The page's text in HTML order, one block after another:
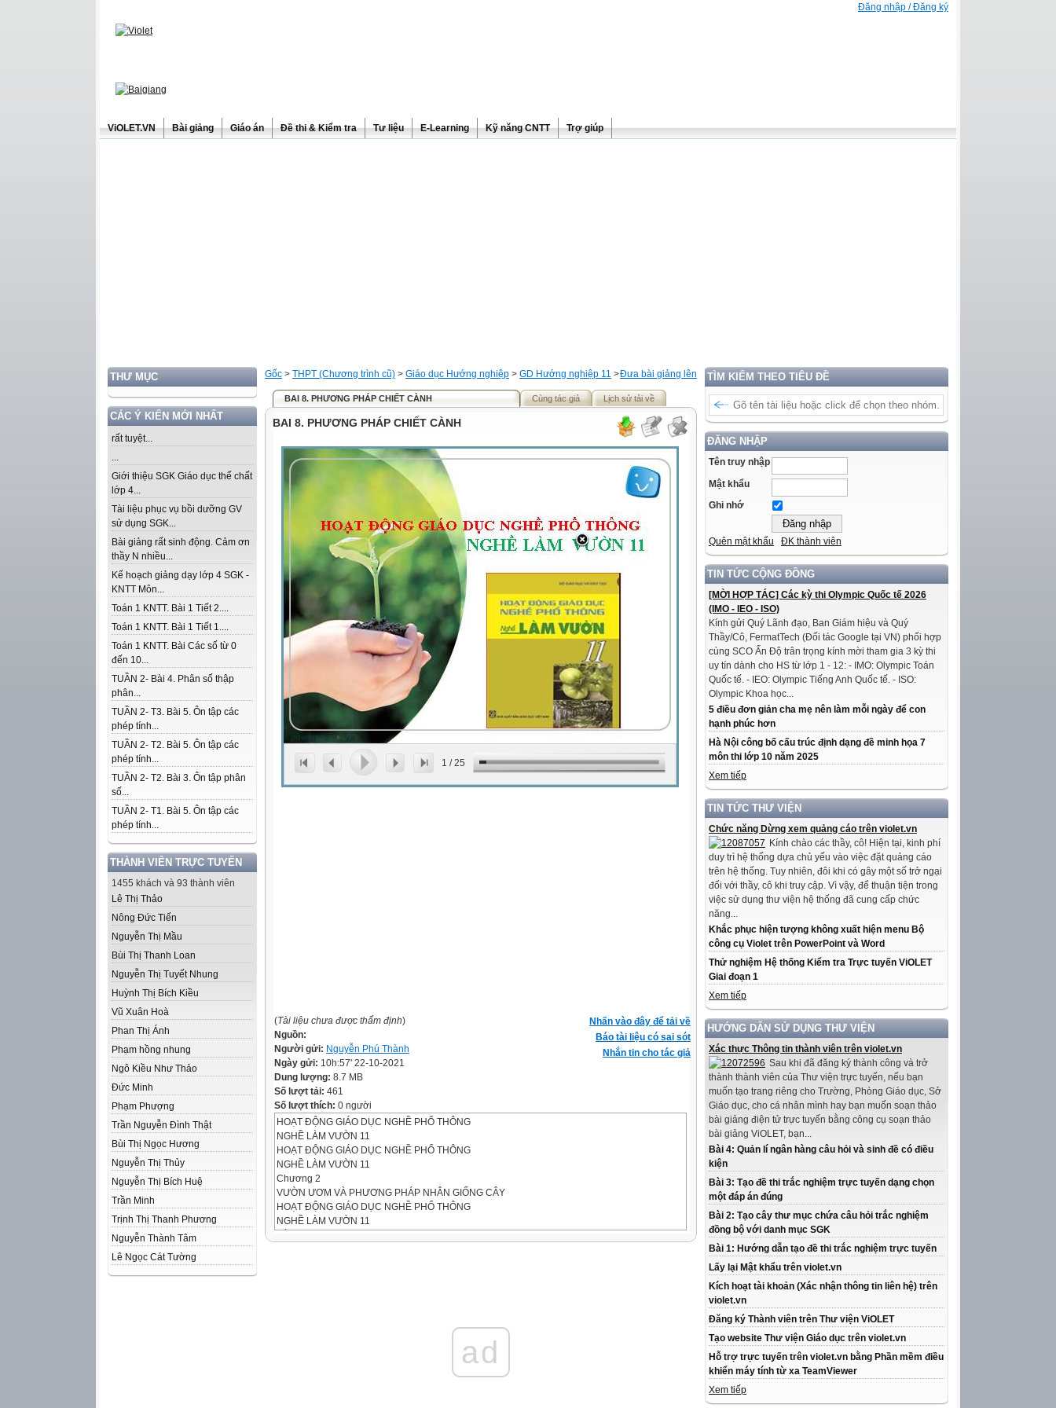
Đăng nhập / Đăng ký
ViOLET.VN Bài giảng Giáo án Đề thi & Kiểm tra Tư liệu E-Learning Kỹ năng CNTT Trợ giúp
THƯ MỤC
CÁC Ý KIẾN MỚI NHẤT
rất tuyệt...
...
Giới thiệu SGK Giáo dục thể chất
lớp 4...
Tài liệu phục vụ bồi dưỡng GV
sử dụng SGK...
Bài giảng rất sinh động. Cảm ơn
thầy N nhiều...
Kế hoạch giảng dạy lớp 4 SGK -
KNTT Môn...
Toán 1 KNTT. Bài 1 Tiết 2....
Toán 1 KNTT. Bài 1 Tiết 1....
Toán 1 KNTT. Bài Các số từ 0
đến 10...
TUẦN 2- Bài 4. Phân số thập
phân...
TUẦN 2- T3. Bài 5. Ôn tập các
phép tính...
TUẦN 2- T2. Bài 5. Ôn tập các
phép tính...
TUẦN 2- T2. Bài 3. Ôn tập phân
số...
TUẦN 2- T1. Bài 5. Ôn tập các
phép tính...
THÀNH VIÊN TRỰC TUYẾN
1455 khách và 93 thành viên
Lê Thị Thảo
Nông Đức Tiến
Nguyễn Thị Mầu
Bùi Thị Thanh Loan
Nguyễn Thị Tuyết Nhung
Huỳnh Thị Bích Kiều
Vũ Xuân Hoà
Phan Thị Ánh
Phạm hồng nhung
Ngô Kiều Như Thảo
Đức Minh
Phạm Phượng
Trần Nguyễn Đình Thật
Bùi Thị Ngọc Hương
Nguyễn Thị Thủy
Nguyễn Thị Bích Huệ
Trần Minh
Trịnh Thị Thanh Phương
Nguyễn Thành Tâm
Lê Ngọc Cát Tường
TÌM KIẾM THEO TIÊU ĐỀ
ĐĂNG NHẬP
Tên truy nhập
Mật khẩu
Ghi nhớ
Quên mật khẩu ĐK thành viên
TIN TỨC CỘNG ĐỒNG
[MỜI HỢP TÁC] Các kỳ thi Olympic Quốc tế 2026
(IMO - IEO - ISO)
Kính gửi Quý Lãnh đạo, Ban Giám hiệu và Quý
Thầy/Cô, FermatTech (Đối tác Google tại VN) phối hợp
cùng SCO Ấn Độ trân trọng kính mời tham gia 3 kỳ thi
uy tín dành cho HS từ lớp 1 - 12: - IMO: Olympic Toán
Quốc tế. - IEO: Olympic Tiếng Anh Quốc tế. - ISO:
Olympic Khoa học...
5 điều đơn giản cha mẹ nên làm mỗi ngày để con
hạnh phúc hơn
Hà Nội công bố cấu trúc định dạng đề minh họa 7
môn thi lớp 10 năm 2025
Xem tiếp
TIN TỨC THƯ VIỆN
Chức năng Dừng xem quảng cáo trên violet.vn
Kính chào các thầy, cô! Hiện tại, kinh phí
duy trì hệ thống dựa chủ yếu vào việc đặt quảng cáo
trên hệ thống. Tuy nhiên, đôi khi có gây một số trở ngại
đối với thầy, cô khi truy cập. Vì vậy, để thuận tiện trong
việc sử dụng thư viện hệ thống đã cung cấp chức
năng...
Khắc phục hiện tượng không xuất hiện menu Bộ
công cụ Violet trên PowerPoint và Word
Thử nghiệm Hệ thống Kiểm tra Trực tuyến ViOLET
Giai đoạn 1
Xem tiếp
HƯỚNG DẪN SỬ DỤNG THƯ VIỆN
Xác thực Thông tin thành viên trên violet.vn
Sau khi đã đăng ký thành công và trở
thành thành viên của Thư viện trực tuyến, nếu bạn
muốn tạo trang riêng cho Trường, Phòng Giáo dục, Sở
Giáo dục, cho cá nhân mình hay bạn muốn soạn thảo
bài giảng điện tử trực tuyến bằng công cụ soạn thảo
bài giảng ViOLET, bạn...
Bài 4: Quản lí ngân hàng câu hỏi và sinh đề có điều
kiện
Bài 3: Tạo đề thi trắc nghiệm trực tuyến dạng chọn
một đáp án đúng
Bài 2: Tạo cây thư mục chứa câu hỏi trắc nghiệm
đồng bộ với danh mục SGK
Bài 1: Hướng dẫn tạo đề thi trắc nghiệm trực tuyến
Lấy lại Mật khẩu trên violet.vn
Kích hoạt tài khoản (Xác nhận thông tin liên hệ) trên
violet.vn
Đăng ký Thành viên trên Thư viện ViOLET
Tạo website Thư viện Giáo dục trên violet.vn
Hỗ trợ trực tuyến trên violet.vn bằng Phần mềm điều
khiển máy tính từ xa TeamViewer
Xem tiếp
Đưa bài giảng lên
Gốc > THPT (Chương trình cũ) > Giáo dục Hướng nghiệp > GD Hướng nghiệp 11 >
BAI 8. PHƯƠNG PHÁP CHIẾT CÀNH Cùng tác giả Lịch sử tải về
BAI 8. PHƯƠNG PHÁP CHIẾT CÀNH
1 /25
Nhấn vào đây để tải về
Báo tài liệu có sai sót
Nhắn tin cho tác giả
(Tài liệu chưa được thẩm định)
Nguồn:
Người gửi: Nguyễn Phú Thành
Ngày gửi: 10h:57' 22-10-2021
Dung lượng: 8.7 MB
Số lượt tải: 461
Số lượt thích: 0 người
HOẠT ĐỘNG GIÁO DỤC NGHỀ PHỔ THÔNG
NGHỀ LÀM VƯỜN 11
HOẠT ĐỘNG GIÁO DỤC NGHỀ PHỔ THÔNG
NGHỀ LÀM VƯỜN 11
Chương 2
VƯỜN ƯƠM VÀ PHƯƠNG PHÁP NHÂN GIỐNG CÂY
HOẠT ĐỘNG GIÁO DỤC NGHỀ PHỔ THÔNG
NGHỀ LÀM VƯỜN 11
ad